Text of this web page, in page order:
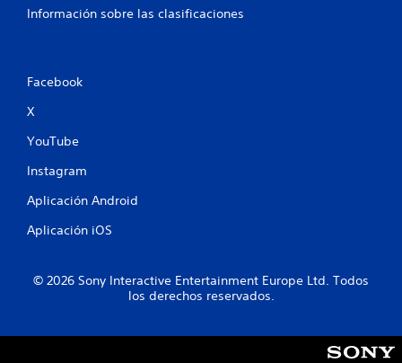
Información sobre las clasificaciones
Facebook
X
YouTube
Instagram
Aplicación Android
Aplicación iOS
© 2026 Sony Interactive Entertainment Europe Ltd. Todos
los derechos reservados.